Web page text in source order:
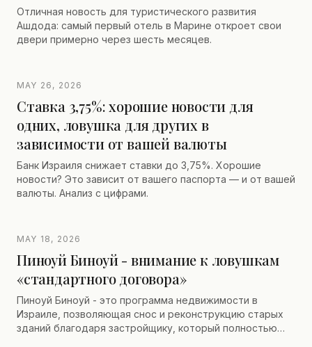
Отличная новость для туристического развития
Ашдода: самый первый отель в Марине откроет свои
двери примерно через шесть месяцев.
MAY 26, 2026
Ставка 3,75%: хорошие новости для
одних, ловушка для других в
зависимости от вашей валюты
Банк Израиля снижает ставки до 3,75%. Хорошие
новости? Это зависит от вашего паспорта — и от вашей
валюты. Анализ с цифрами.
MAY 18, 2026
Пиноуй Биноуй - внимание к ловушкам
«стандартного договора»
Пиноуй Биноуй - это программа недвижимости в
Израиле, позволяющая снос и реконструкцию старых
зданий благодаря застройщику, который полностью